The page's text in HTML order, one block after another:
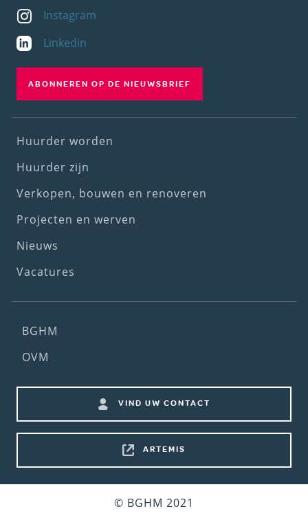
Instagram
Linkedin
ABONNEREN OP DE NIEUWSBRIEF
Footer
(1st
menu)
Huurder worden
Huurder zijn
Verkopen, bouwen en renoveren
Projecten en werven
Nieuws
Vacatures
Footer
(2nd
BGHM
OVM
shortcuts
VIND UW CONTACT
ARTEMIS
© BGHM 2021